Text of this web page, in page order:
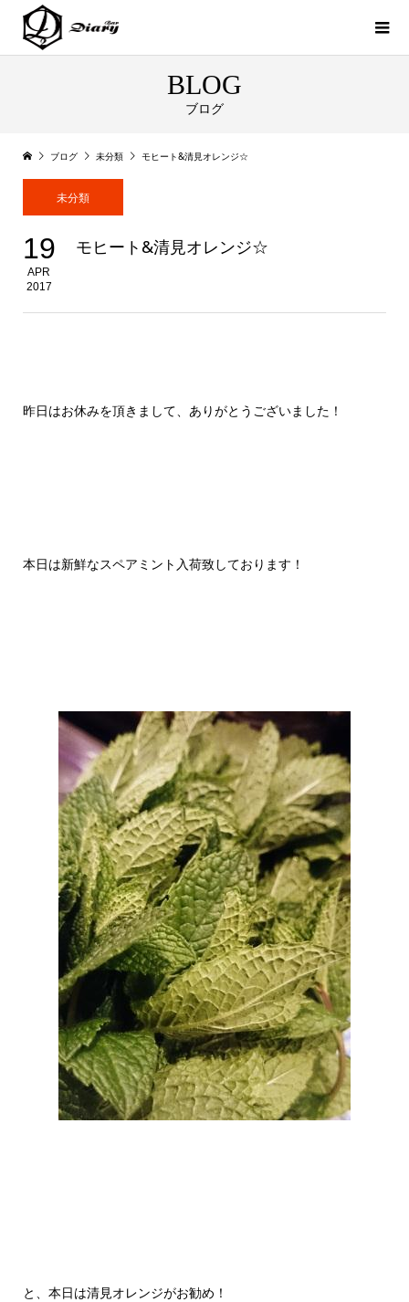
BLOG
ブログ
ブログ 未分類 モヒート&清見オレンジ☆
未分類
19
APR
2017
モヒート&清見オレンジ☆
昨日はお休みを頂きまして、ありがとうございました！
本日は新鮮なスペアミント入荷致しております！
と、本日は清見オレンジがお勧め！